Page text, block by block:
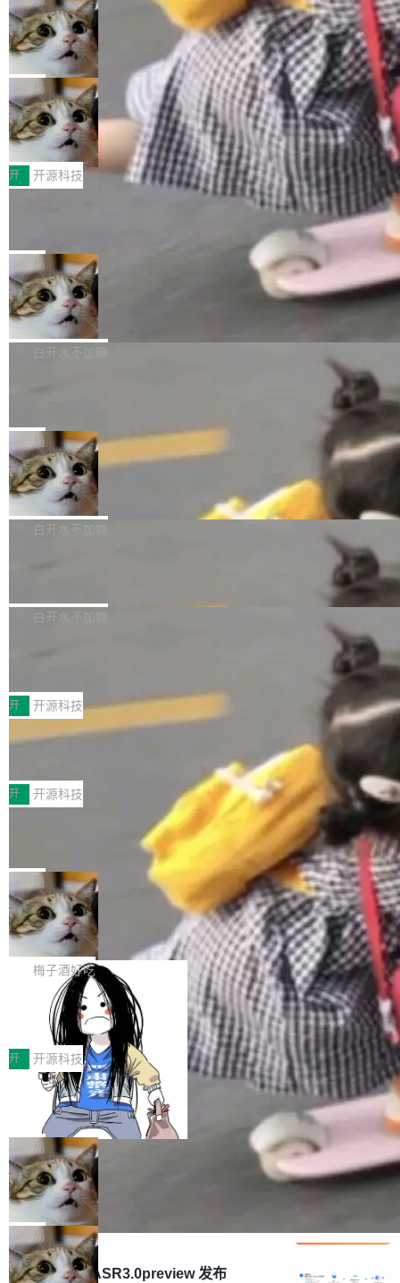
现实 过去两年，CIO们的焦虑清单上多了两项：
一是如何让大模型和智能体应用安全地从PoC走
向生产，二是如何让测试团队跟得上AI应用...
设置，如果用布尔值 + 可空字段来表示——bool
ean 表示是否可切换，nullable 的默认模式、浅
色方案、深色方案——会产生大量无意义的组
合。方案缺了、配置冲突了、全 null 了。要知道
哪些组合有效，作者说，你得靠"文档、校验、或
者部落知识"。 换个写法。Rust 的 enum，两个
变体：Switchable...
个"AI 知识库 + 聊天机器人"——每个大厂都在
做，没什么新鲜的。 但 Kenton Varda 在 Twitte
r 上把事情说清楚了： 今天我们发布了 Cloudfla
re OS，一个带连接器的聊天机器人，跟其他所
有科技公司做的一样。只不过，实际上它不一
样。这是 Sandstorm.io 的重制版，我十年前的
那个创业公司。不同的是，这次它构建在 Cloudf
lare Workers 上——我花了九年时间搭建的平台
——并且深度集成了 AI。这基本上是我十年秘密
Deno 团队开源 Celld，可自托管的分
布式 Durable Objects
Ryan Dahl 领导的 Deno 团队推出了最新开源项
目 Celld，一个能在自己机器上运行 Cloudflare
Workers 和 Durable Objects 的守护进程。 设
计思路很直接：每个对象是一个独立的 SQLite
数据库，按名称寻址，复制到你自己的 S3 兼容
存储库里。节点之间只通过这个存储库协调——
没有控制平面，没有共识协议。每个对象自带一
个小型数据库，应用天然按分片构建，单个数据
库的竞争和爆炸半径问题在设计层面就被消除
了。 闲置的 cell 会休眠到几乎不占资源。当 cel
l 迁移或唤醒时，新宿主从 S3 恢复 SQLite 数据
库继续执行。存储库是持久化的唯一真相...
局
鲁大师7月新机性能/流畅/AI榜：vivo夺
性能、流畅双第一，三星Galaxy Z系列
新折叠缺席
2026年7月的手机市场，由于存储等硬件成本暴
增，手机厂商的日子也不好过啊，新机速度明显
放缓，因此硝烟味淡了许多。新机参数规格除开
高价的三星折叠（三星Galaxy Z Fold8 Ultra / Z
Fold8 / Z Flip8）外，其余要么是中低端机器，
例如iQOO Z11i、REDMI Note 17、REDMI No
te 17 Pro、OPPO K15，要么是vivo X300 E这
样的次旗舰。 Galaxy Z Fold8 Ultra / Z Fold8 /
Z Flip8三款折叠屏新机均在7月22日发布，且全
部搭载骁龙8 Elite Gen5 for Galaxy，它们本该
开 开源科技
Zed 编辑器团队发布了新项目——DeltaDB，一
个在 git commit 之间记录每一次编辑操作的版
本控制系统。目前处于 Early Access 阶段。 De
ltaDB 的核心思路直接写在 landing page 最显
眼的位置：「Software is made between com
mits」——软件是在 commit 之间写出来的。git
是把这段空隙补上。 回退到任何一次编辑：Delt
aDB 捕获 commit 之间的每一次操作，...
局
SpaceXAI 单季资本开支达 183 亿美元
根据风险投资人Tomer Tunguz 博客（VC 分
析）披露的最新分析与第二季度业绩报告，Spac
微软同期总资本开支的四成。 与亚马逊、Alpha
bet、微软以及 Meta 等传统科技巨头相比，Spa
ceXAI的资金消耗速度尤为引人瞩目。然而，支
撑庞大支出的资金来源却呈现出截然不同的面
貌。数据显示，微软和 Meta 主要依托充沛的经
白开水不加糖
一个在终端里运行的编程 agent；Muse Spark
1.2，驱动这个 agent 的新模型。一句话概括：
你可以用 curl -fsSL https://dev.meta.ai/install.
sh | bash 安装一个能在大项目里自动规划、写
代码、验证结果的 AI 终端工具。 据介绍，Muse
个主 agent 循环，外加一组后台 agent。这些后
局
美团开源 LoHoSearch，用知识图谱校
准 AI 能力认知
机器出题的前提，是让机器拥有全局视野。整个
构建流程可以分为四个环节：建图 → 控制难度
白开水不加糖
库，并将作为transport接入Mooncake TENT。
MPComm将作为一种传输引擎接入Mooncake T
ENT，实现零拷贝传输性能提升30%、非零拷贝
传输性能最高提升5倍。UCL-MPComm底层基
于自研UCL-Engine通信引擎，后续腾讯网平将
持续开源更多基于UCL-Engine的高性能通信组
件。 腾讯网平团队在UCL-MPComm中实现了一
个独立于业务线程的全局通信引擎（Engine），
白开水不加糖
型案例入选名单》，深信服“面向企业研发场景的
开源 AI 编程平台 CoStrict 应用”凭借卓越的技术
创新与落地成效成功入选。 全链路私有化部署，
助力企业AI研发安全落地 当前，越来越多企业已
经开始引入 AI Coding 工具，通过调用公有云模
型或企业内部部署模型提升研发效率。但随着 AI
Coding 从个人辅助工具逐步走向团队级、组织
级应用，企业在规模化落地过程中，对安全性、
可控性和代码质量提出了更高要求。 首先是数据
安全与合规要求。对于大多数普通研发场景，公
有云模型能够满足快速试用和效率提升的需求。
但对于金融、能源、医疗等对数据安全要求较...
开 开源科技
深信服AI算力网关入选工信部人工智能
前不久，工业和信息化部正式发布《2025年人工
智能应用典型案例名单》，集中展示人工智能在
各领域的应用成果，覆盖技术底座、行业赋能、
产品应用、支撑保障、专题等五大方向。深信服
AI算力网关（AI创新平台）成功入选！ 随着各行
各业的Agent走向规模化建设，算力构成形态逐
渐丰富，用户关注的重点也在发生变化：不只是
让AI用起来，还要进一步看清混合算力时代下，
Token花在哪里、算力是否被充分利用，以及持
续增长的AI成本该如何优化。 深信服AI算力网关
正是围绕这些实际问题，从Token治理和成本治
理两个方面，让用户的每一份算力都看得清、管
得住、用得稳、省得下、更安全！ 一、从现在开
始，Token使用一目...
开 开源科技
Jeff Dean 离开 Google：一个时代的结
束，一个实验室的开始
Google 员工编号 20。MapReduce 作者之一。
Bigtable 作者之一。TensorFlow 的作者之一。
Gemini 的架构师。Google 首席科学家。 Jeff D
ean 在 Google 工作了 27 年后，宣布离职。 他
不是一个人走。一同离开的还有 Sanjay Ghema
wat（Google 员工编号 23，Jeff Dean 二十多
年的编程搭档，MapReduce 和 Bigtable 的共同
作者）、Quoc Le（Google 大脑核心成员，Se
q2Seq 和 DocAI 的共同发明人）以及 Oriol Vin
yals（Gemini 联合负责人，AlphaSta...
局
🔥 SolonCode v2026.8.4 发布：界面
字体可调、22 种语言、记忆搜索增强
打开终端就能上岗的全中文编码智能体，这一轮
把「看得清、用母语、记得住」三件事一次补
齐。 SolonCode 是什么 SolonCode 是杭州无
耳科技研发的企业级终端编码智能体——一位全
中文驱动的数字员工，自主理解需求、规划步
骤、编写代码。不挑模型、不挑平台，curl 一行
装完即用。 开源地址：Gitee · GitCode · GitHu
b 安装 支持 Java 8+（8~26）、macOS / Linu
x / Windows / Harmony PC。 # macOS / Linu
x / Harmony PC curl -fsSL https://solon.noea
r.org/solon...
梅子酒好吃
让“代码语义理解”深度释放AI Coding
价值潜能：华为云码道（CodeArts）
代码仓技术解析
一、代码仓深度理解技术的作用与价值 在软件工
程实践中，代码仓是企业核心知识资产的主要载
体。企业级代码仓库通常包含数十万乃至数百万
个文件，其规模远超单次模型调用可承载的上下
文窗口。随着项目规模的持续扩张与代码历史的
不断累积，代码仓中的模块关系、接口契约、业
务逻辑等关键信息往往分散于数十乃至数百个文
件之中，形成高度复杂的知识关联网络。传统的
代码检索手段（如关键词匹配、目录遍历）仅能
在语法层面完成文本定位，难以触及代码的语义
内涵与结构关联，导致开发者使用代码智能体在
理解大规模代码仓时面临显著"代码仓理解"瓶
开 开源科技
一条“删库”命令跑 17 小时，算法工程
师删光 89TB 数据只为干私活
最高人民检察院8月4日公布了一起案件：北京一
名90后算法工程师王某，为了给自己接的私活腾
服务器空间，删光了公司AI游戏部门的全部核心
数据。 王某2024年1月入职东城区某科技公司AI
短剧部门，有互联网大厂背景。在公司内部架构
调整期间，部门三次通知全员将数据从A集群迁
移到B集群，王某都回复了"收到"。 他没有迁移
数据。2024年9月3日下午4点，他使用此前登录
局
Cloudflare 分享推理优化实践：KV ca
che 量化 + 权重压缩，吞吐量提升 4
1%，成本降 30%
Kimi 和 GLM 是当前最强的大模型系列之一，但
它们有一个共同的问题：太吃显存了。月之暗面
的 Kimi K 系列和智谱的 GLM 都是长上下文、M
oE 架构的大模型，好用到让人上瘾，但 GPU 显
局
腾讯混元 Hy ASR3.0preview 发布